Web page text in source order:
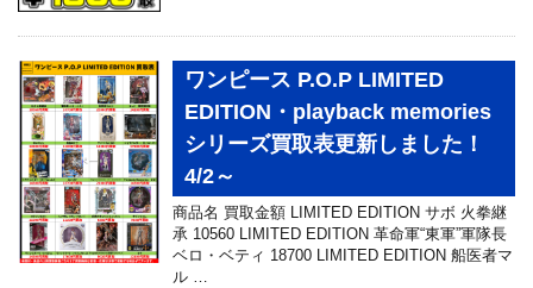
ワンピース P.O.P LIMITED
EDITION・playback memories
シリーズ買取表更新しました！
4/2～
商品名 買取金額 LIMITED EDITION サボ 火拳継
承 10560 LIMITED EDITION 革命軍“東軍”軍隊長
ベロ・ベティ 18700 LIMITED EDITION 船医者マ
ル …